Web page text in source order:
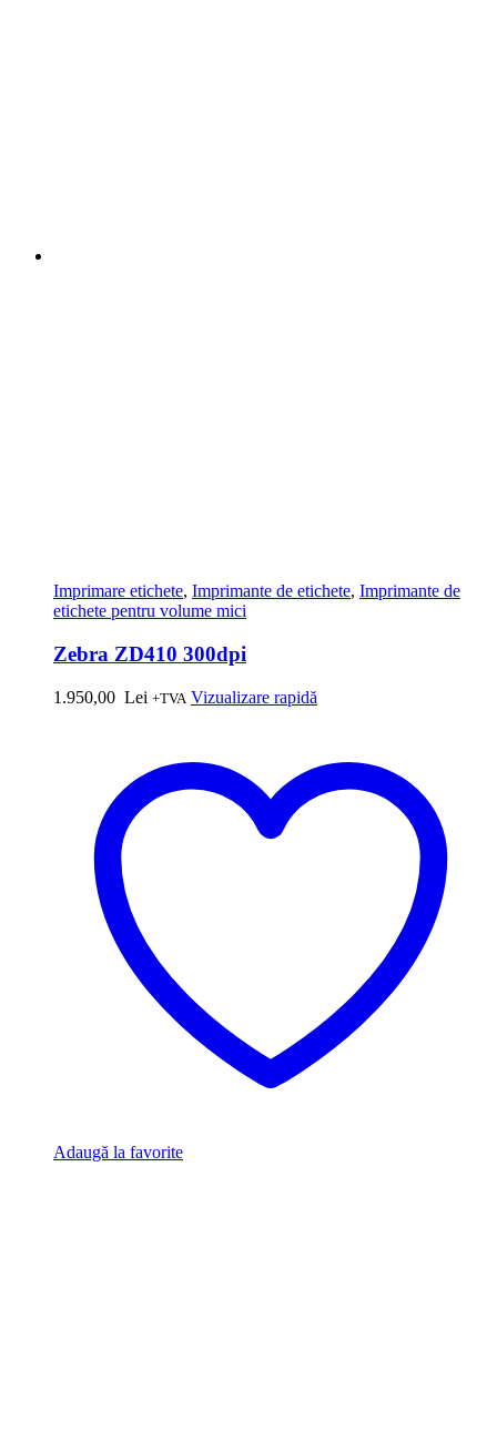
Imprimare etichete, Imprimante de etichete, Imprimante de
etichete pentru volume mici
Zebra ZD410 300dpi
1.950,00 Lei +TVA Vizualizare rapidă
Adaugă la favorite